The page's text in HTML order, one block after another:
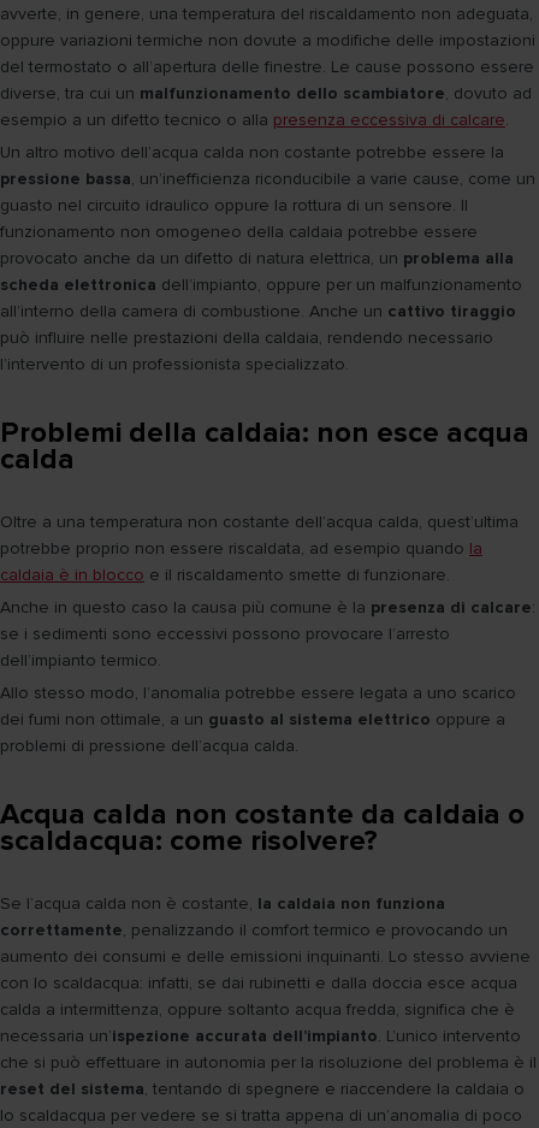
avverte, in genere, una temperatura del riscaldamento non adeguata,
oppure variazioni termiche non dovute a modifiche delle impostazioni
del termostato o all’apertura delle finestre. Le cause possono essere
diverse, tra cui un malfunzionamento dello scambiatore, dovuto ad
esempio a un difetto tecnico o alla presenza eccessiva di calcare.
Un altro motivo dell’acqua calda non costante potrebbe essere la
pressione bassa, un’inefficienza riconducibile a varie cause, come un
guasto nel circuito idraulico oppure la rottura di un sensore. Il
funzionamento non omogeneo della caldaia potrebbe essere
provocato anche da un difetto di natura elettrica, un problema alla
scheda elettronica dell’impianto, oppure per un malfunzionamento
all’interno della camera di combustione. Anche un cattivo tiraggio
può influire nelle prestazioni della caldaia, rendendo necessario
l’intervento di un professionista specializzato.
Problemi della caldaia: non esce acqua
calda
Oltre a una temperatura non costante dell’acqua calda, quest’ultima
potrebbe proprio non essere riscaldata, ad esempio quando la
caldaia è in blocco e il riscaldamento smette di funzionare.
Anche in questo caso la causa più comune è la presenza di calcare:
se i sedimenti sono eccessivi possono provocare l’arresto
dell’impianto termico.
Allo stesso modo, l’anomalia potrebbe essere legata a uno scarico
dei fumi non ottimale, a un guasto al sistema elettrico oppure a
problemi di pressione dell’acqua calda.
Acqua calda non costante da caldaia o
scaldacqua: come risolvere?
Se l’acqua calda non è costante, la caldaia non funziona
correttamente, penalizzando il comfort termico e provocando un
aumento dei consumi e delle emissioni inquinanti. Lo stesso avviene
con lo scaldacqua: infatti, se dai rubinetti e dalla doccia esce acqua
calda a intermittenza, oppure soltanto acqua fredda, significa che è
necessaria un’ispezione accurata dell’impianto. L’unico intervento
che si può effettuare in autonomia per la risoluzione del problema è il
reset del sistema, tentando di spegnere e riaccendere la caldaia o
lo scaldacqua per vedere se si tratta appena di un’anomalia di poco